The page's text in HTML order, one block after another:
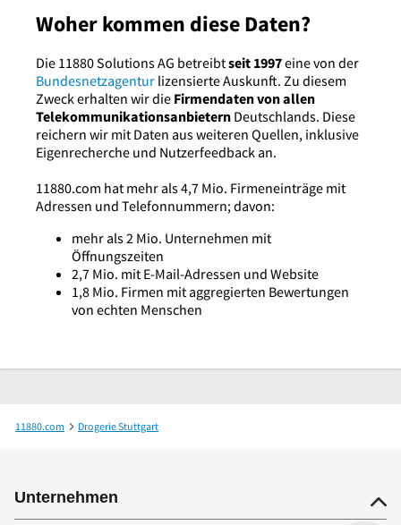
Woher kommen diese Daten?
Die 11880 Solutions AG betreibtseit 1997eine von der
Bundesnetzagentur lizensierte Auskunft. Zu diesem
Zweck erhalten wir die Firmendaten von allen
Telekommunikationsanbietern Deutschlands. Diese
reichern wir mit Daten aus weiteren Quellen, inklusive
Eigenrecherche und Nutzerfeedback an.
11880.com hat mehr als 4,7 Mio. Firmeneinträge mit
Adressen und Telefonnummern; davon:
mehr als 2 Mio. Unternehmen mit
Öffnungszeiten
2,7 Mio. mit E-Mail-Adressen und Website
1,8 Mio. Firmen mit aggregierten Bewertungen
von echten Menschen
11880.com
Drogerie Stuttgart
Unternehmen